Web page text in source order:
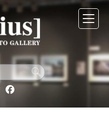
Twitter Facebook